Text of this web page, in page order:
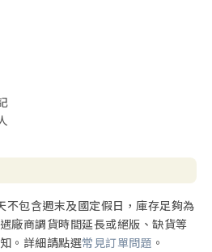
旅程
教原則
才
的建造藍圖
間的張力
割
教」的評價
不包含週末及國定假日，庫存足夠為
廠商調貨時間延長或絕版、缺貨等
。詳細請點選常見訂單問題 。